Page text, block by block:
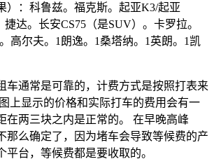
）：科鲁兹。福克斯。起亚K3/起亚
达。长安CS75（是SUV）。卡罗拉。
高尔夫。1朗逸。1桑塔纳。1英朗。1凯
车通常是可靠的，计费方式是按照打表来
上显示的价格和实际打车的费用会有一
在两三块之内是正常的。 在早晚高峰
那么确定了，因为堵车会导致等候费的产
平台，等候费都是要收取的。